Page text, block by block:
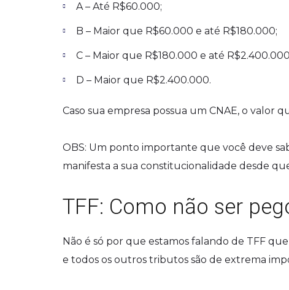
A – Até R$60.000;
B – Maior que R$60.000 e até R$180.000;
C – Maior que R$180.000 e até
D – Maior que R$2.400.000.
Caso sua empresa possua um CNAE, o valor
OBS: Um ponto importante que você deve
manifesta a sua constitucionalidade desde
TFF: Como não ser
Não é só por que estamos falando de TFF
e todos os outros tributos são de extrema